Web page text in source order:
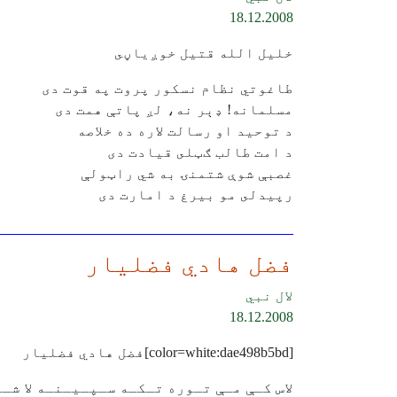
18.12.2008
خليل الله قتيل خوږياڼى
طاغوتي نظام نسكور پروت په قوت دى
مسلمانه! ډېر نه، لږ پاتې همت دى
د توحيد او رسالت لاره ده خلاصه
د امت طالب ګټلى قيادت دى
غصبې شوې شتمنۍ به شي راټولې
رپيدلى مو بيرغ د امارت دى
فضل هادي فضليار
لال نبي
18.12.2008
[color=white:dae498b5bd]فضل هادي فضليار
لاس كـې مـې تـوره تـكـه سـپـيـنـه لا